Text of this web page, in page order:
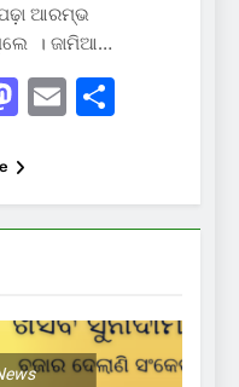
ଆରମ୍ଭ
। ଜାମିଆ…
Mastodon
EmailShare